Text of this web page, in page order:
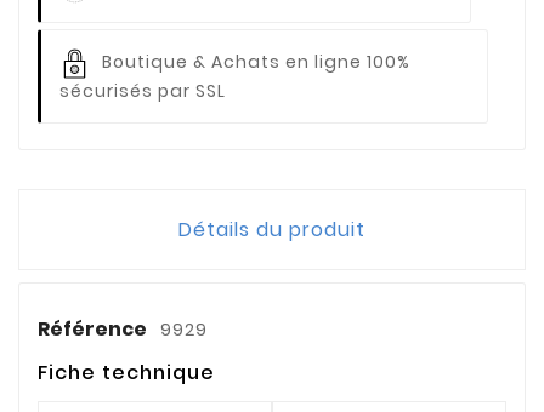
Boutique & Achats en ligne 100%
sécurisés par SSL
Détails du produit
Référence 9929
Fiche technique